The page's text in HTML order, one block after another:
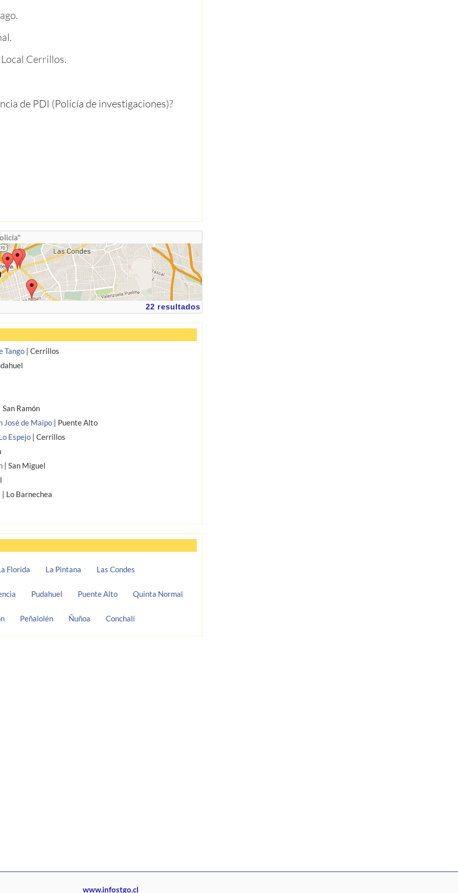
Local Cerrillos.
de PDI (Policía de investigaciones)?
22 resultados
Tango | Cerrillos
San Ramón
José de Maipo | Puente Alto
Espejo | Cerrillos
| San Miguel
| Lo Barnechea
Florida La Pintana Las Condes
Pudahuel Puente Alto Quinta Normal
Peñalolén Ñuñoa Conchalí
www.infostgo.cl